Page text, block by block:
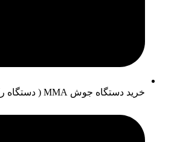
خرید دستگاه جوش MMA ( دستگاه رکتیفایر)